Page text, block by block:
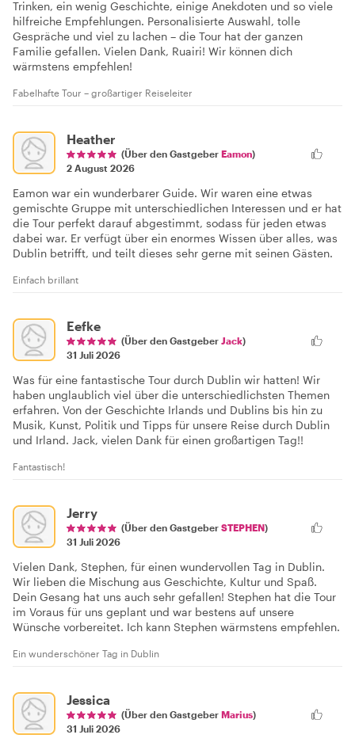
Trinken, ein wenig Geschichte, einige Anekdoten und so viele
hilfreiche Empfehlungen. Personalisierte Auswahl, tolle
Gespräche und viel zu lachen – die Tour hat der ganzen
Familie gefallen. Vielen Dank, Ruairi! Wir können dich
wärmstens empfehlen!
Fabelhafte Tour – großartiger Reiseleiter
Heather
(Über den Gastgeber Eamon)
2 August 2026
Eamon war ein wunderbarer Guide. Wir waren eine etwas
gemischte Gruppe mit unterschiedlichen Interessen und er hat
die Tour perfekt darauf abgestimmt, sodass für jeden etwas
dabei war. Er verfügt über ein enormes Wissen über alles, was
Dublin betrifft, und teilt dieses sehr gerne mit seinen Gästen.
Einfach brillant
Eefke
(Über den Gastgeber Jack)
31 Juli 2026
Was für eine fantastische Tour durch Dublin wir hatten! Wir
haben unglaublich viel über die unterschiedlichsten Themen
erfahren. Von der Geschichte Irlands und Dublins bis hin zu
Musik, Kunst, Politik und Tipps für unsere Reise durch Dublin
und Irland. Jack, vielen Dank für einen großartigen Tag!!
Fantastisch!
Jerry
(Über den Gastgeber STEPHEN)
31 Juli 2026
Vielen Dank, Stephen, für einen wundervollen Tag in Dublin.
Wir lieben die Mischung aus Geschichte, Kultur und Spaß.
Dein Gesang hat uns auch sehr gefallen! Stephen hat die Tour
im Voraus für uns geplant und war bestens auf unsere
Wünsche vorbereitet. Ich kann Stephen wärmstens empfehlen.
Ein wunderschöner Tag in Dublin
Jessica
(Über den Gastgeber Marius)
31 Juli 2026